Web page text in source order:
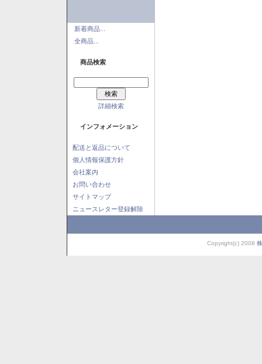
新着商品...
全商品...
商品検索
詳細検索
インフォメーション
配送と返品について
個人情報保護方針
会社案内
お問い合わせ
サイトマップ
ニュースレター登録解除
Copyright(c) 2008